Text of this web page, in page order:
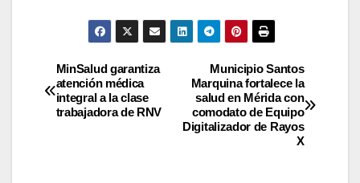
Municipio Santos
Marquina fortalece la
salud en Mérida con
comodato de Equipo
Digitalizador de Rayos
X
MinSalud garantiza
atención médica
integral a la clase
trabajadora de RNV